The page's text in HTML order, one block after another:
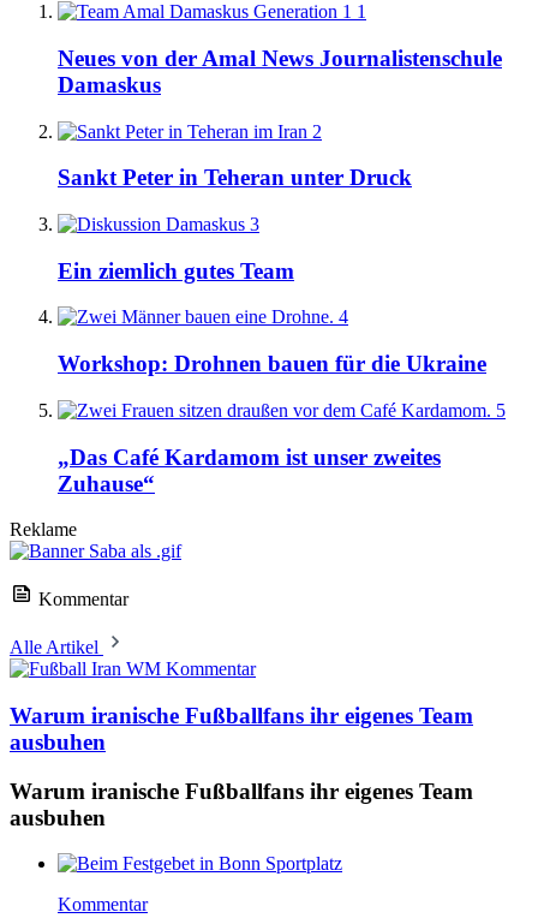
1
Neues von der Amal News Journalistenschule
Damaskus
2
Sankt Peter in Teheran unter Druck
3
Ein ziemlich gutes Team
4
Workshop: Drohnen bauen für die Ukraine
5
„Das Café Kardamom ist unser zweites
Zuhause“
Reklame
Kommentar
Alle Artikel
Kommentar
Warum iranische Fußballfans ihr eigenes Team
ausbuhen
Warum iranische Fußballfans ihr eigenes Team
ausbuhen
Kommentar